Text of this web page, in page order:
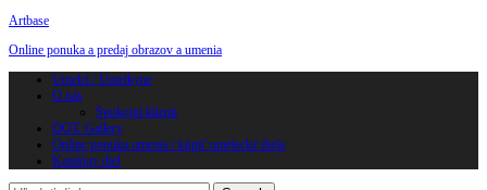
Artbase
Online ponuka a predaj obrazov a umenia
Toggle
navigation
Umelci / Umelkyne
O nás
Spokojní klienti
DOT. Gallery
Online ponuka umenia / kúpiť umelecké diela
Katalógy diel